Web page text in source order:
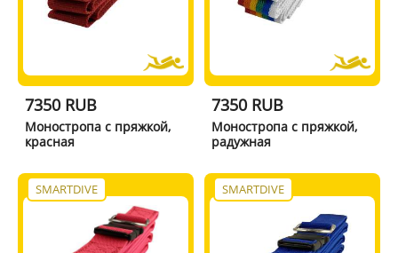
7350 RUB
Моностропа с пряжкой,
красная
7350 RUB
Моностропа с пряжкой,
радужная
SMARTDIVE SMARTDIVE